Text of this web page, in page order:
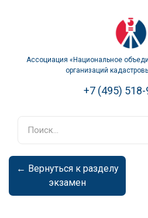
Ассоциация «Национальное
организаций
+7 (495)
← Вернуться к разделу
экзамен